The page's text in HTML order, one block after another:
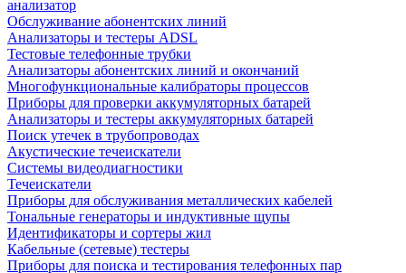
анализатор
Обслуживание абонентских линий
Анализаторы и тестеры ADSL
Тестовые телефонные трубки
Анализаторы абонентских линий и окончаний
Многофункциональные калибраторы процессов
Приборы для проверки аккумуляторных батарей
Анализаторы и тестеры аккумуляторных батарей
Поиск утечек в трубопроводах
Акустические течеискатели
Системы видеодиагностики
Течеискатели
Приборы для обслуживания металлических кабелей
Тональные генераторы и индуктивные щупы
Идентификаторы и сортеры жил
Кабельные (сетевые) тестеры
Приборы для поиска и тестирования телефонных пар